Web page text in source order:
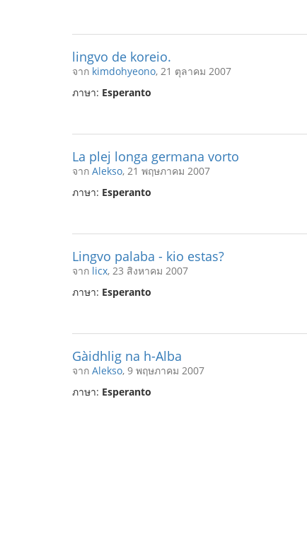
lingvo de koreio.
จาก kimdohyeono, 21 ตุลาคม 2007
ภาษา: Esperanto
La plej longa germana vorto
จาก Alekso, 21 พฤษภาคม 2007
ภาษา: Esperanto
Lingvo palaba - kio estas?
จาก licx, 23 สิงหาคม 2007
ภาษา: Esperanto
Gàidhlig na h-Alba
จาก Alekso, 9 พฤษภาคม 2007
ภาษา: Esperanto